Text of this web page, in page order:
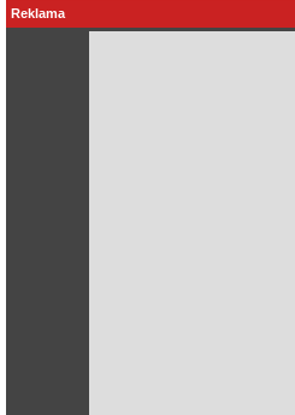
Reklama